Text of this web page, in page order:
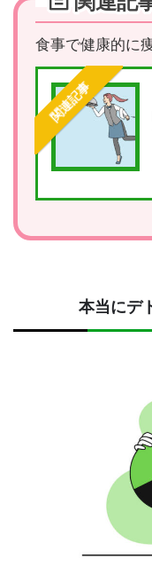
食事で健康的に
関連記事
本当にデ